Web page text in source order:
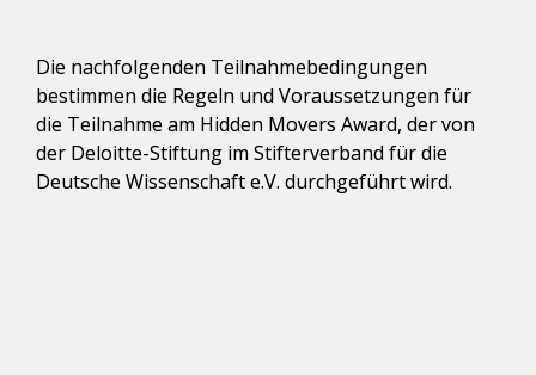
Die nachfolgenden Teilnahmebedingungen
bestimmen die Regeln und Voraussetzungen für
die Teilnahme am Hidden Movers Award, der von
der Deloitte-Stiftung im Stifterverband für die
Deutsche Wissenschaft e.V. durchgeführt wird.